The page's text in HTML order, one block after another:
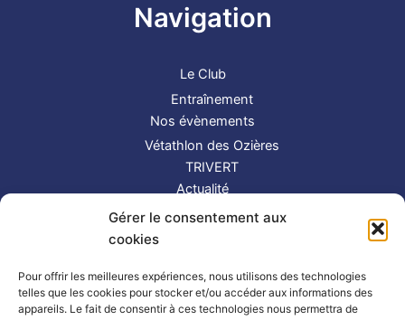
Gérer le consentement aux
cookies
Pour offrir les meilleures expériences, nous utilisons des technologies
telles que les cookies pour stocker et/ou accéder aux informations des
appareils. Le fait de consentir à ces technologies nous permettra de
Navigation
Le Club
Entraînement
Nos évènements
Vétathlon des Ozières
TRIVERT
Actualité
Contact
Suivez-nous !